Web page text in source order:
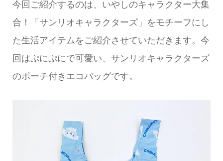
今回ご紹介するのは、いやしのキャラクター大集
合！「サンリオキャラクターズ」をモチーフにし
た生活アイテムをご紹介させていただきます。今
回はぷにぷにで可愛い、サンリオキャラクターズ
のポーチ付きエコバッグです。